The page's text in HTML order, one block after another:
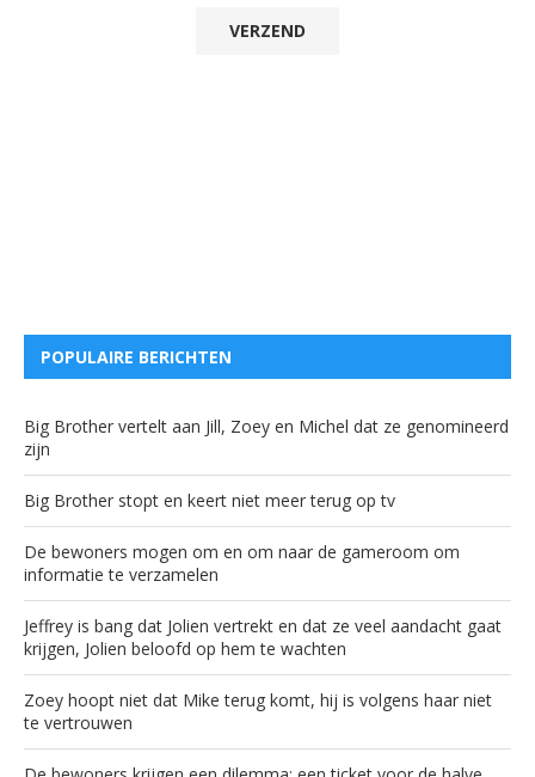
POPULAIRE BERICHTEN
Big Brother vertelt aan Jill, Zoey en Michel dat ze genomineerd
zijn
Big Brother stopt en keert niet meer terug op tv
De bewoners mogen om en om naar de gameroom om
informatie te verzamelen
Jeffrey is bang dat Jolien vertrekt en dat ze veel aandacht gaat
krijgen, Jolien beloofd op hem te wachten
Zoey hoopt niet dat Mike terug komt, hij is volgens haar niet
te vertrouwen